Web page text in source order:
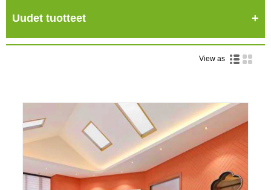
Uudet tuotteet
View as